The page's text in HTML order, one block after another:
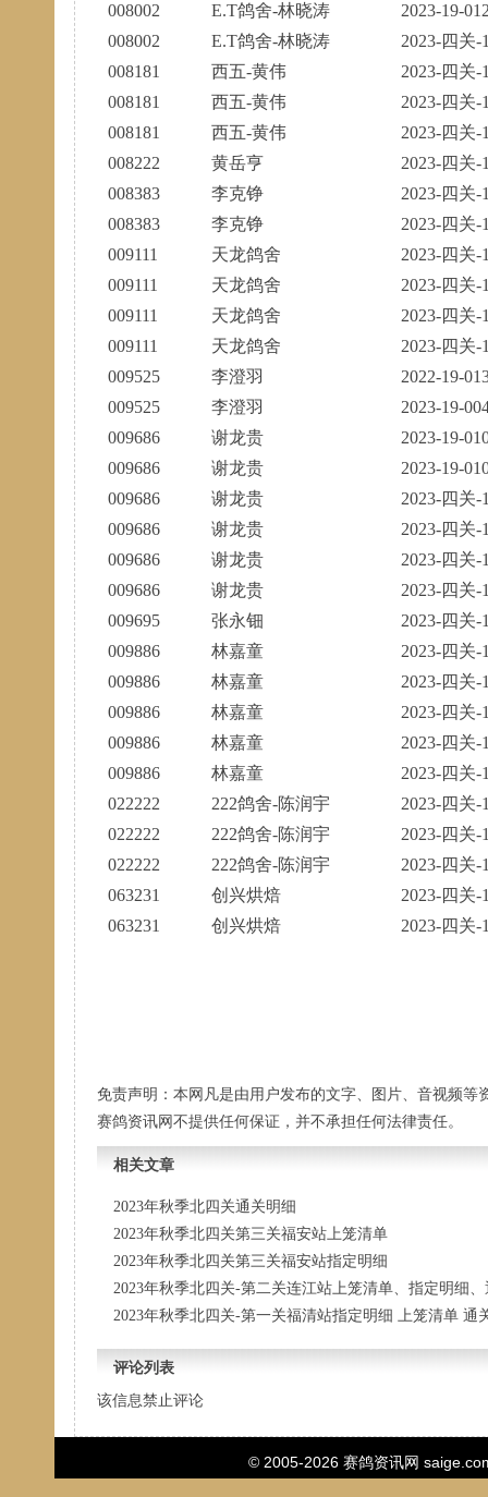
008002
E.T鸽舍-林晓涛
2023-19-
008002
E.T鸽舍-林晓涛
2023-四关-
008181
西五-黄伟
2023-四关-
008181
西五-黄伟
2023-四关-
008181
西五-黄伟
2023-四关-
008222
黄岳亨
2023-四关-
008383
李克铮
2023-四关-
008383
李克铮
2023-四关-
009111
天龙鸽舍
2023-四关-
009111
天龙鸽舍
2023-四关-
009111
天龙鸽舍
2023-四关-
009111
天龙鸽舍
2023-四关-
009525
李澄羽
2022-19-
009525
李澄羽
2023-19-
009686
谢龙贵
2023-19-
009686
谢龙贵
2023-19-
009686
谢龙贵
2023-四关-
009686
谢龙贵
2023-四关-
009686
谢龙贵
2023-四关-
009686
谢龙贵
2023-四关-
009695
张永钿
2023-四关-
009886
林嘉童
2023-四关-
009886
林嘉童
2023-四关-
009886
林嘉童
2023-四关-
009886
林嘉童
2023-四关-
009886
林嘉童
2023-四关-
022222
222鸽舍-陈润宇
2023-四关-
022222
222鸽舍-陈润宇
2023-四关-
022222
222鸽舍-陈润宇
2023-四关-
063231
创兴烘焙
2023-四关-
063231
创兴烘焙 2023-四关-
免责声明：本网凡是由用户发布的文字、图片、音视频
赛鸽资讯网不提供任何保证，并不承担任何法律责任。
相关文章
2023年秋季北四关通关明细
2023年秋季北四关第三关福安站上笼清单
2023年秋季北四关第三关福安站指定明细
2023年秋季北四关-第二关连江站上笼清单、指定明细
2023年秋季北四关-第一关福清站指定明细 上笼清单 通
评论列表
该信息禁止评论
© 2005-2026 赛鸽资讯网